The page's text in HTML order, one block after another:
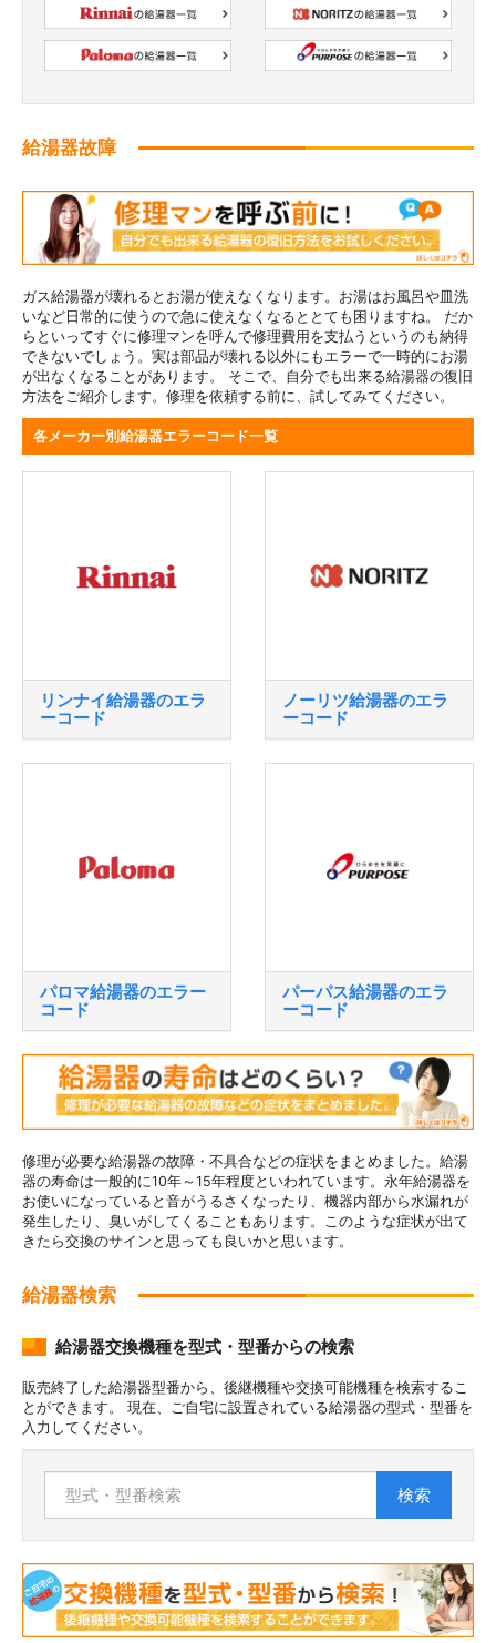
給湯器故障
ガス給湯器が壊れるとお湯が使えなくなります。お湯はお風呂や皿洗
いなど日常的に使うので急に使えなくなるととても困りますね。 だか
らといってすぐに修理マンを呼んで修理費用を支払うというのも納得
できないでしょう。実は部品が壊れる以外にもエラーで一時的にお湯
が出なくなることがあります。 そこで、自分でも出来る給湯器の復旧
方法をご紹介します。修理を依頼する前に、試してみてください。
各メーカー別給湯器エラーコード一覧
リンナイ給湯器のエラ
ーコード
ノーリツ給湯器のエラ
ーコード
パロマ給湯器のエラー
コード
パーパス給湯器のエラ
ーコード
修理が必要な給湯器の故障・不具合などの症状をまとめました。給湯
器の寿命は一般的に10年～15年程度といわれています。永年給湯器を
お使いになっていると音がうるさくなったり、機器内部から水漏れが
発生したり、臭いがしてくることもあります。このような症状が出て
きたら交換のサインと思っても良いかと思います。
給湯器検索
給湯器交換機種を型式・型番からの検索
販売終了した給湯器型番から、後継機種や交換可能機種を検索するこ
とができます。 現在、ご自宅に設置されている給湯器の型式・型番を
入力してください。
検索